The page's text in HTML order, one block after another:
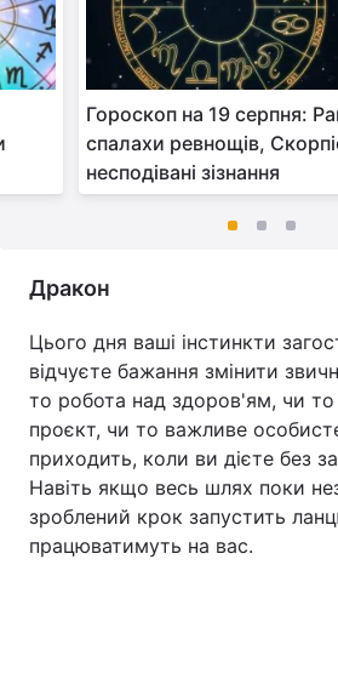
Гороскоп на 19 серпня:
спалахи ревнощів,
несподівані зізнання
Дракон
Цього дня ваші інстинкти
відчуєте бажання змінити
то робота над здоров'ям, чи
проєкт, чи то важливе
приходить, коли ви дієте без
Навіть якщо весь шлях поки
зроблений крок запустить
працюватимуть на вас.